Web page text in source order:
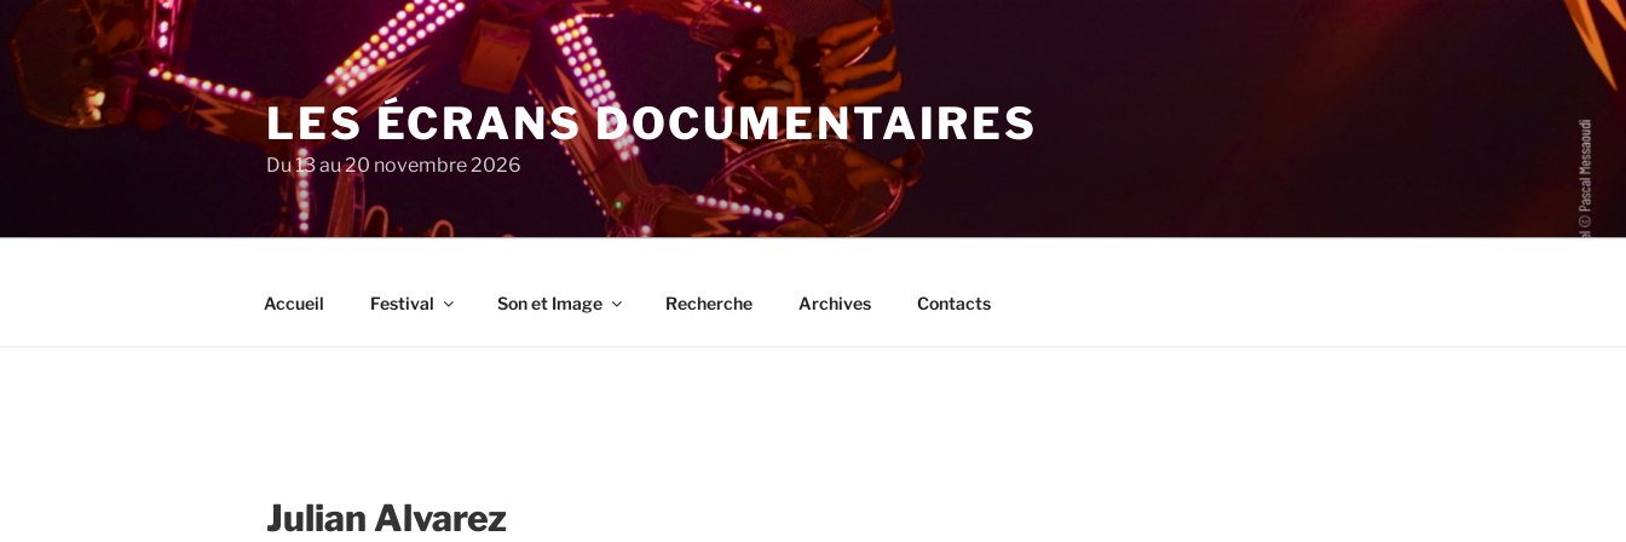
au
contenu
principal
LES ÉCRANS DOCUMENTAIRES
Du 13 au 20 novembre 2026
Accueil Festival Son et Image Recherche Archives Contacts
Julian Alvarez